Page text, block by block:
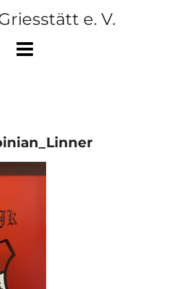
e. V.